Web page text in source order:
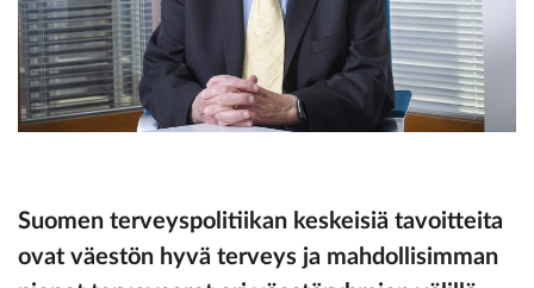
Suomen terveyspolitiikan keskeisiä tavoitteita
ovat väestön hyvä terveys ja mahdollisimman